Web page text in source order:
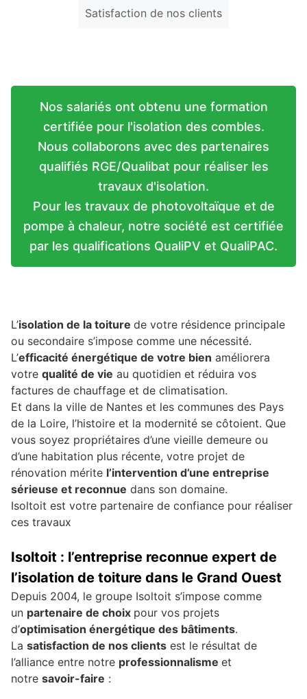
Satisfaction de nos clients
Nos salariés ont obtenu une formation
certifiée pour l'isolation des combles.
Nous collaborons avec des partenaires
qualifiés RGE/Qualibat pour réaliser les
travaux d'isolation.
Pour les travaux de photovoltaïque et de
pompe à chaleur, notre société est certifiée
par les qualifications QualiPV et QualiPAC.
L’isolation de la toiture de votre résidence principale
ou secondaire s’impose comme une nécessité.
L’efficacité énergétique de votre bien améliorera
votre qualité de vie au quotidien et réduira vos
factures de chauffage et de climatisation.
Et dans la ville de Nantes et les communes des Pays
de la Loire, l’histoire et la modernité se côtoient. Que
vous soyez propriétaires d’une vieille demeure ou
d’une habitation plus récente, votre projet de
rénovation mérite l’intervention d’une entreprise
sérieuse et reconnue dans son domaine.
Isoltoit est votre partenaire de confiance pour réaliser
ces travaux
Isoltoit : l’entreprise reconnue expert de
l’isolation de toiture dans le Grand Ouest
Depuis 2004, le groupe Isoltoit s’impose comme
un partenaire de choix pour vos projets
d’optimisation énergétique des bâtiments.
La satisfaction de nos clients est le résultat de
l’alliance entre notre professionnalisme et
notre savoir-faire :